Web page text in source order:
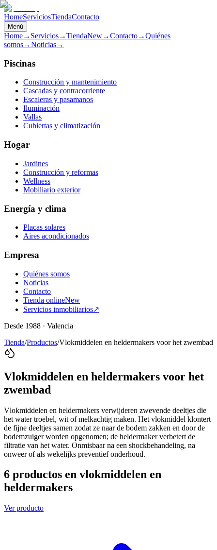
HomeServiciosTiendaContacto
Menú
Home→ Servicios→TiendaNew→Contacto→Quiénes
somos→Noticias→
Piscinas
Construcción y mantenimiento
Cascadas y contracorriente
Escaleras y pasamanos
Iluminación
Vallas
Cubiertas y climatización
Hogar
Jardines
Construcción y reformas
Wellness
Mobiliario exterior
Energía y clima
Placas solares
Aires acondicionados
Empresa
Quiénes somos
Noticias
Contacto
Tienda onlineNew
Servicios inmobiliarios↗
Desde 1988 · Valencia
Tienda/Productos/Vlokmiddelen en heldermakers voor het zwembad
Vlokmiddelen en heldermakers voor het
zwembad
Vlokmiddelen en heldermakers verwijderen zwevende deeltjes die
het water troebel, wit of melkachtig maken. Het vlokmiddel klontert
de fijne deeltjes samen zodat ze naar de bodem zakken en door de
bodemzuiger worden opgenomen; de heldermaker verbetert de
filtratie van het water. Onmisbaar na een shockbehandeling, na
onweer of als wekelijks preventief onderhoud.
6 productos en vlokmiddelen en
heldermakers
Ver producto